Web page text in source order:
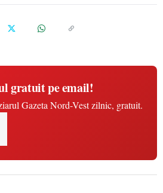
gratuit pe email!
Gazeta Nord-Vest zilnic, gratuit.